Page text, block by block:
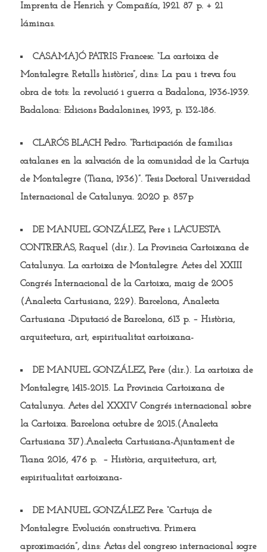
Imprenta de Henrich y Compañía, 1921. 87 p. + 21
láminas.
CASAMAJÓ PATRIS Francesc. “La cartoixa de
Montalegre. Retalls històrics”, dins: La pau i treva fou
obra de tots: la revolució i guerra a Badalona, 1936-1939.
Badalona: Edicions Badalonines, 1993, p. 132-186.
CLARÓS BLACH Pedro.“Participación de familias
catalanes en la salvación de la comunidad de la Cartuja
de Montalegre (Tiana, 1936)”. Tesis Doctoral Universidad
Internacional de Catalunya. 2020 p. 857p
DE MANUEL GONZÁLEZ, Pere i LACUESTA
CONTRERAS, Raquel(dir.). La Provincia Cartoixana de
Catalunya. La cartoixa de Montalegre. Actes del XXIII
Congrés Internacional de la Cartoixa, maig de 2005
(Analecta Cartusiana, 229). Barcelona, Analecta
Cartusiana -Diputació de Barcelona, 613 p. – Història,
arquitectura, art, espiritualitat cartoixana-
DE MANUEL GONZÁLEZ, Pere(dir.). La cartoixa de
Montalegre, 1415-2015. La Provincia Cartoixana de
Catalunya. Actes del XXXIV Congrés internacional sobre
la Cartoixa. Barcelona octubre de 2015.(Analecta
Cartusiana 317).Analecta Cartusiana-Ajuntament de
Tiana 2016, 476 p. – Història, arquitectura, art,
espiritualitat cartoixana-
DE MANUEL GONZÁLEZ Pere.“Cartuja de
Montalegre. Evolución constructiva. Primera
aproximación”, dins: Actas del congreso internacional sogre